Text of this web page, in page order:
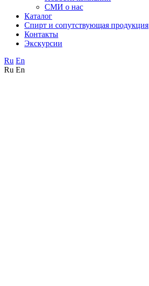
СМИ о нас
Каталог
Спирт и сопутствующая продукция
Контакты
Экскурсии
Ru En
Ru En